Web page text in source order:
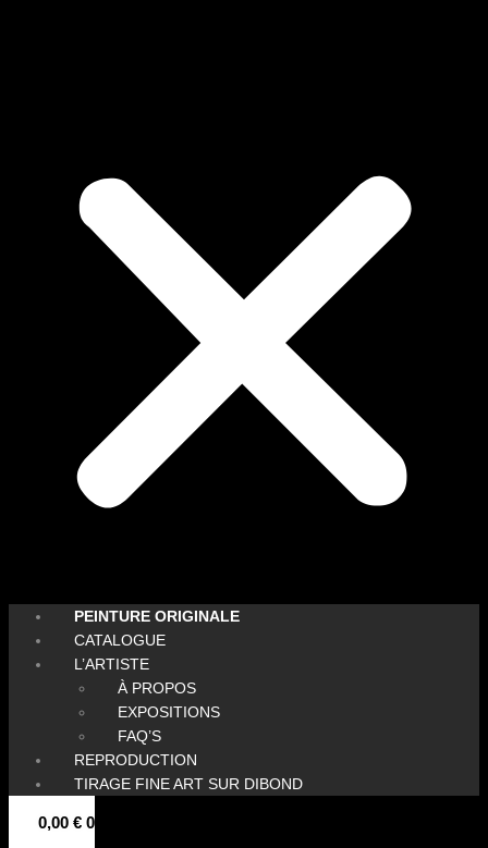
PEINTURE ORIGINALE
CATALOGUE
L’ARTISTE
À PROPOS
EXPOSITIONS
FAQ’S
REPRODUCTION
TIRAGE FINE ART SUR DIBOND
0,00 € 0